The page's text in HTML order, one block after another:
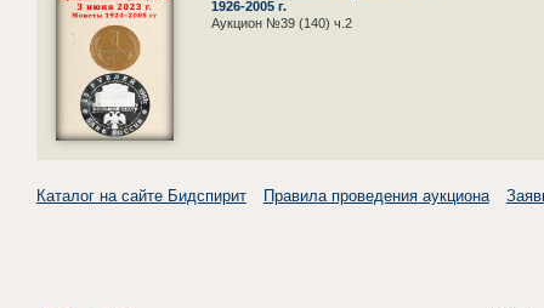
1926-2005 г.
Аукцион №39 (140) ч.2
Каталог на сайте Бидспирит Правила проведения аукциона